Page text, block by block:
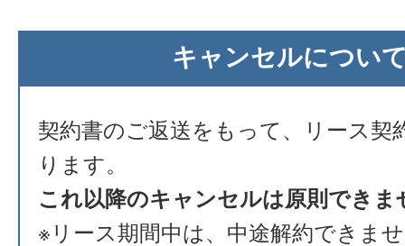
キャンセルについ
契約書のご返送をもって、リース契
ります。
これ以降のキャンセルは原則できま
※リース期間中は、中途解約できま